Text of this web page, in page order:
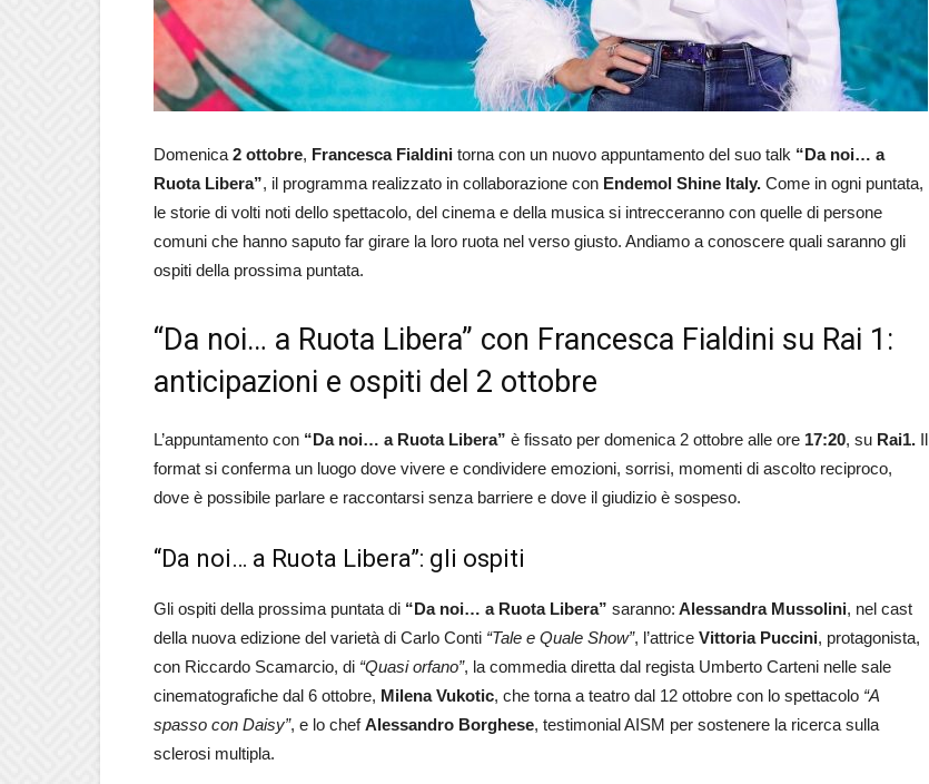
Domenica 2 ottobre, Francesca Fialdini torna con un nuovo appuntamento del suo talk “Da noi… a
Ruota Libera”, il programma realizzato in collaborazione con Endemol Shine Italy. Come in ogni puntata,
le storie di volti noti dello spettacolo, del cinema e della musica si intrecceranno con quelle di persone
comuni che hanno saputo far girare la loro ruota nel verso giusto. Andiamo a conoscere quali saranno gli
ospiti della prossima puntata.
“Da noi… a Ruota Libera” con Francesca Fialdini su Rai 1:
anticipazioni e ospiti del 2 ottobre
L’appuntamento con “Da noi… a Ruota Libera” è fissato per domenica 2 ottobre alle ore 17:20, su Rai1. Il
format si conferma un luogo dove vivere e condividere emozioni, sorrisi, momenti di ascolto reciproco,
dove è possibile parlare e raccontarsi senza barriere e dove il giudizio è sospeso.
“Da noi… a Ruota Libera”: gli ospiti
Gli ospiti della prossima puntata di “Da noi… a Ruota Libera” saranno: Alessandra Mussolini, nel cast
della nuova edizione del varietà di Carlo Conti “Tale e Quale Show”, l’attrice Vittoria Puccini, protagonista,
con Riccardo Scamarcio, di “Quasi orfano”, la commedia diretta dal regista Umberto Carteni nelle sale
cinematografiche dal 6 ottobre, Milena Vukotic, che torna a teatro dal 12 ottobre con lo spettacolo “A
spasso con Daisy”, e lo chefAlessandro Borghese, testimonial AISM per sostenere la ricerca sulla
sclerosi multipla.